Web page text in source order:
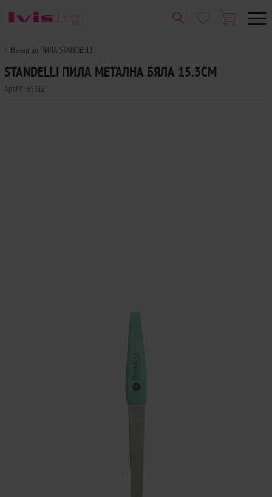
Назад до ПИЛА STANDELLI
STANDELLI ПИЛА МЕТАЛНА БЯЛА 15.3СМ
Арт.№: 65312